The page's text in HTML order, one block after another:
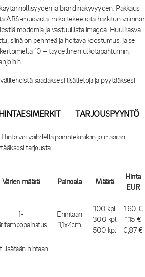
ja brändinäkyvyyden. Pakkaus
ABS-muovista, mikä tekee siitä harkitun
modernia ja vastuullista imagoa. Huulirasva
siinä on pehmeä ja hoitava koostumus, ja se
10 – täydellinen ulkotapahtumiin,
saadaksesi lisätietoja ja pyytääksesi
HINTAESIMERKIT TARJOUSPYYNTÖ
voi vaihdella painotekniikan ja määrän
tarjousta.
Värien määrä Painoala Määrä
Hinta
EUR
1-
Enintään
1,1x4cm
100 kpl
1,60 €
300 kpl
1,15 €
500 kpl
0,87 €
lisätään hintaan.